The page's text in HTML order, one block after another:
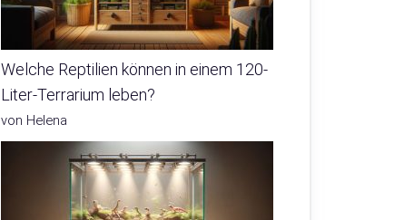
Welche Reptilien können in einem 120-
Liter-Terrarium leben?
von Helena